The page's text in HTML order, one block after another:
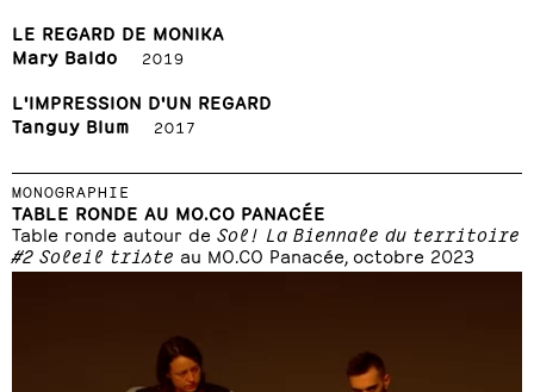
LE REGARD DE MONIKA
Mary Baldo
2019
L'IMPRESSION D'UN REGARD
Tanguy Blum
2017
MONOGRAPHIE
TABLE RONDE AU MO.CO PANACÉE
Table ronde autour de Sol! La Biennale du territoire
#2 Soleil triste au MO.CO Panacée, octobre 2023